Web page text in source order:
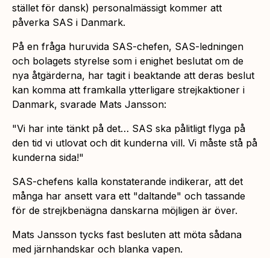
stället för dansk) personalmässigt kommer att
påverka SAS i Danmark.
På en fråga huruvida SAS-chefen, SAS-ledningen
och bolagets styrelse som i enighet beslutat om de
nya åtgärderna, har tagit i beaktande att deras beslut
kan komma att framkalla ytterligare strejkaktioner i
Danmark, svarade Mats Jansson:
"Vi har inte tänkt på det… SAS ska pålitligt flyga på
den tid vi utlovat och dit kunderna vill. Vi måste stå på
kunderna sida!"
SAS-chefens kalla konstaterande indikerar, att det
många har ansett vara ett "daltande" och tassande
för de strejkbenägna danskarna möjligen är över.
Mats Jansson tycks fast besluten att möta sådana
med järnhandskar och blanka vapen.